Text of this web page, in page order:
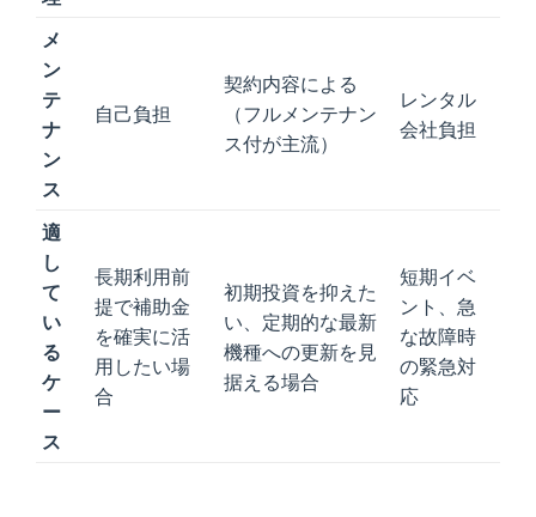
メ
ン
テ
ナ
ン
ス
自己負担
契約内容による
（フルメンテナン
ス付が主流）
レンタル
会社負担
適
し
て
い
る
ケ
ー
ス
長期利用前
提で補助金
を確実に活
用したい場
合
初期投資を抑えた
い、定期的な最新
機種への更新を見
据える場合
短期イベ
ント、急
な故障時
の緊急対
応